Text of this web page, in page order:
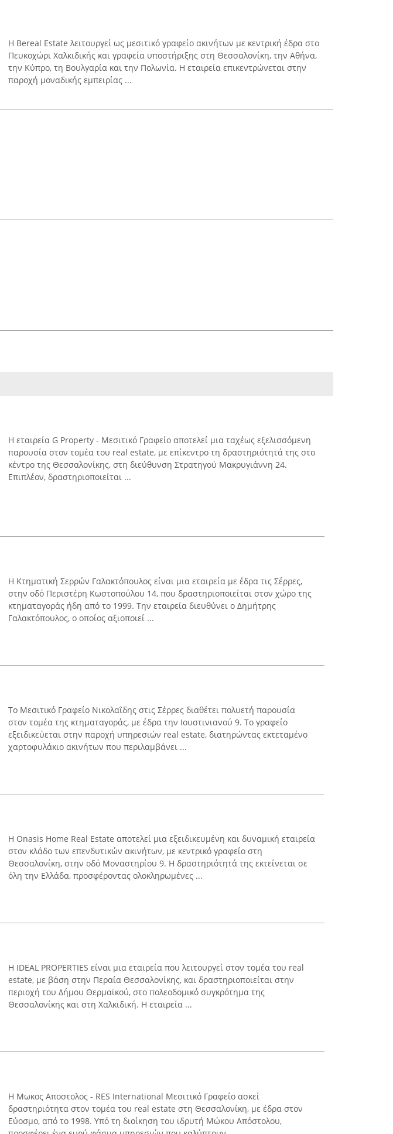
Η Bereal Estate λειτουργεί ως μεσιτικό γραφείο ακινήτων με κεντρική έδρα στο
Πευκοχώρι Χαλκιδικής και γραφεία υποστήριξης στη Θεσσαλονίκη, την Αθήνα,
την Κύπρο, τη Βουλγαρία και την Πολωνία. Η εταιρεία επικεντρώνεται στην
παροχή μοναδικής εμπειρίας ...
Η εταιρεία G Property - Μεσιτικό Γραφείο αποτελεί μια ταχέως εξελισσόμενη
παρουσία στον τομέα του real estate, με επίκεντρο τη δραστηριότητά της στο
κέντρο της Θεσσαλονίκης, στη διεύθυνση Στρατηγού Μακρυγιάννη 24.
Επιπλέον, δραστηριοποιείται ...
Η Κτηματική Σερρών Γαλακτόπουλος είναι μια εταιρεία με έδρα τις Σέρρες,
στην οδό Περιστέρη Κωστοπούλου 14, που δραστηριοποιείται στον χώρο της
κτηματαγοράς ήδη από το 1999. Την εταιρεία διευθύνει ο Δημήτρης
Γαλακτόπουλος, ο οποίος αξιοποιεί ...
Το Μεσιτικό Γραφείο Νικολαΐδης στις Σέρρες διαθέτει πολυετή παρουσία
στον τομέα της κτηματαγοράς, με έδρα την Ιουστινιανού 9. Το γραφείο
εξειδικεύεται στην παροχή υπηρεσιών real estate, διατηρώντας εκτεταμένο
χαρτοφυλάκιο ακινήτων που περιλαμβάνει ...
Η Onasis Home Real Estate αποτελεί μια εξειδικευμένη και δυναμική εταιρεία
στον κλάδο των επενδυτικών ακινήτων, με κεντρικό γραφείο στη
Θεσσαλονίκη, στην οδό Μοναστηρίου 9. Η δραστηριότητά της εκτείνεται σε
όλη την Ελλάδα, προσφέροντας ολοκληρωμένες ...
Η IDEAL PROPERTIES είναι μια εταιρεία που λειτουργεί στον τομέα του real
estate, με βάση στην Περαία Θεσσαλονίκης, και δραστηριοποιείται στην
περιοχή του Δήμου Θερμαϊκού, στο πολεοδομικό συγκρότημα της
Θεσσαλονίκης και στη Χαλκιδική. Η εταιρεία ...
Η Μωκος Αποστολος - RES International Μεσιτικό Γραφείο ασκεί
δραστηριότητα στον τομέα του real estate στη Θεσσαλονίκη, με έδρα στον
Εύοσμο, από το 1998. Υπό τη διοίκηση του ιδρυτή Μώκου Απόστολου,